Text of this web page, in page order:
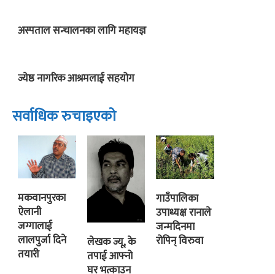
अस्पताल सन्चालनका लागि महायज्ञ
ज्येष्ठ नागरिक आश्रमलाई सहयोग
सर्वाधिक रुचाइएको
मकवानपुरका
ऐलानी
जग्गालाई
लालपुर्जा दिने
तयारी
लेखक ज्यू, के
तपाई आफ्नो
घर भत्काउन
गाउँपालिका
उपाध्यक्ष रानाले
जन्मदिनमा
रोपिन् विरुवा